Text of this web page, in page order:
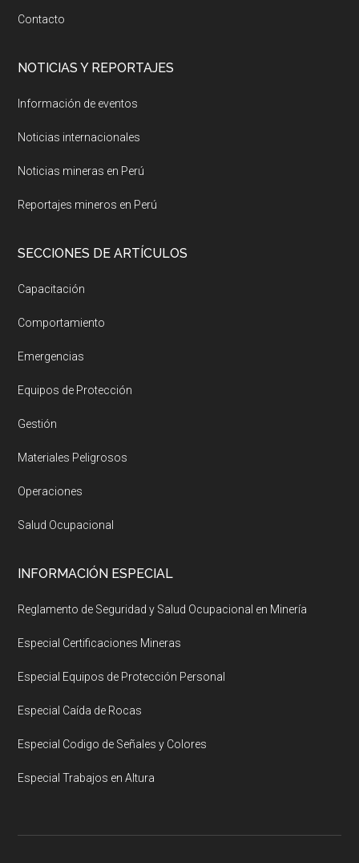
Contacto
NOTICIAS Y REPORTAJES
Información de eventos
Noticias internacionales
Noticias mineras en Perú
Reportajes mineros en Perú
SECCIONES DE ARTÍCULOS
Capacitación
Comportamiento
Emergencias
Equipos de Protección
Gestión
Materiales Peligrosos
Operaciones
Salud Ocupacional
INFORMACIÓN ESPECIAL
Reglamento de Seguridad y Salud Ocupacional en Minería
Especial Certificaciones Mineras
Especial Equipos de Protección Personal
Especial Caída de Rocas
Especial Codigo de Señales y Colores
Especial Trabajos en Altura